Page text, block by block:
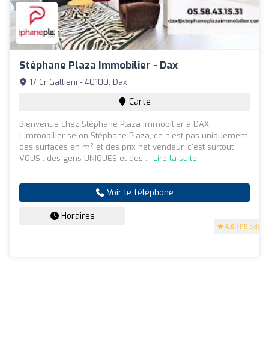
Stéphane Plaza Immobilier - Dax
4.6 (115 avis)
17 Cr Gallieni - 40100, Dax
Carte
Bienvenue chez Stéphane Plaza Immobilier à DAX.
L'immobilier selon Stéphane Plaza, ce n'est pas uniquement
des surfaces en m² et des prix net vendeur, c'est surtout
VOUS : des gens UNIQUES et des ... Lire la suite
Voir le téléphone
Horaires